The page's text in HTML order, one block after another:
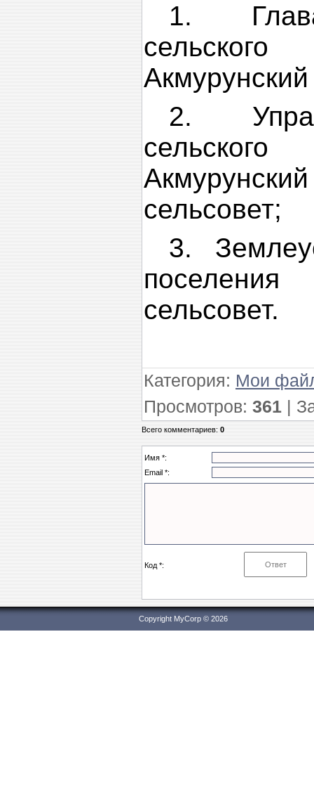
1.
2.
сельсовет;
3.
сельсовет.
Категория: Мои
Просмотров: 361 |
Всего комментариев:0
Имя *:
Email *:
Код *:
Copyright MyCorp © 2026